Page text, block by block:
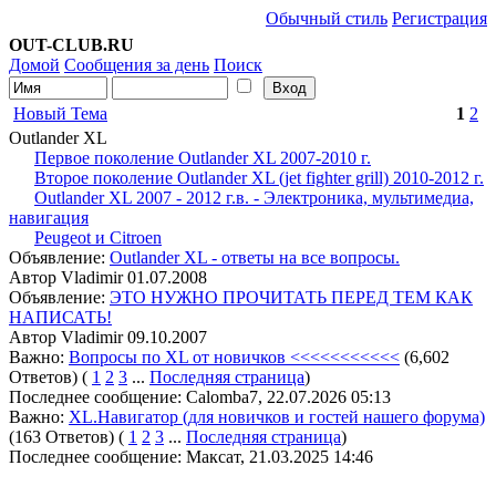
Обычный стиль Регистрация
OUT-CLUB.RU
Домой Сообщения за день Поиск
1 2
Новый Тема
Outlander XL
Первое поколение Outlander XL 2007-2010 г.
Второе поколение Outlander XL (jet fighter grill) 2010-2012 г.
Outlander XL 2007 - 2012 г.в. - Электроника, мультимедиа,
навигация
Peugeot и Citroen
Объявление: Outlander XL - ответы на все вопросы.
Автор Vladimir 01.07.2008
Объявление: ЭТО НУЖНО ПРОЧИТАТЬ ПЕРЕД ТЕМ КАК
НАПИСАТЬ!
Автор Vladimir 09.10.2007
Важно: Вопросы по XL от новичков <<<<<<<<<<< (6,602
Ответов) ( 1 2 3 ... Последняя страница)
Последнее сообщение: Calomba7, 22.07.2026 05:13
Важно: XL.Навигатор (для новичков и гостей нашего форума)
(163 Ответов) ( 1 2 3 ... Последняя страница)
Последнее сообщение: Максат, 21.03.2025 14:46